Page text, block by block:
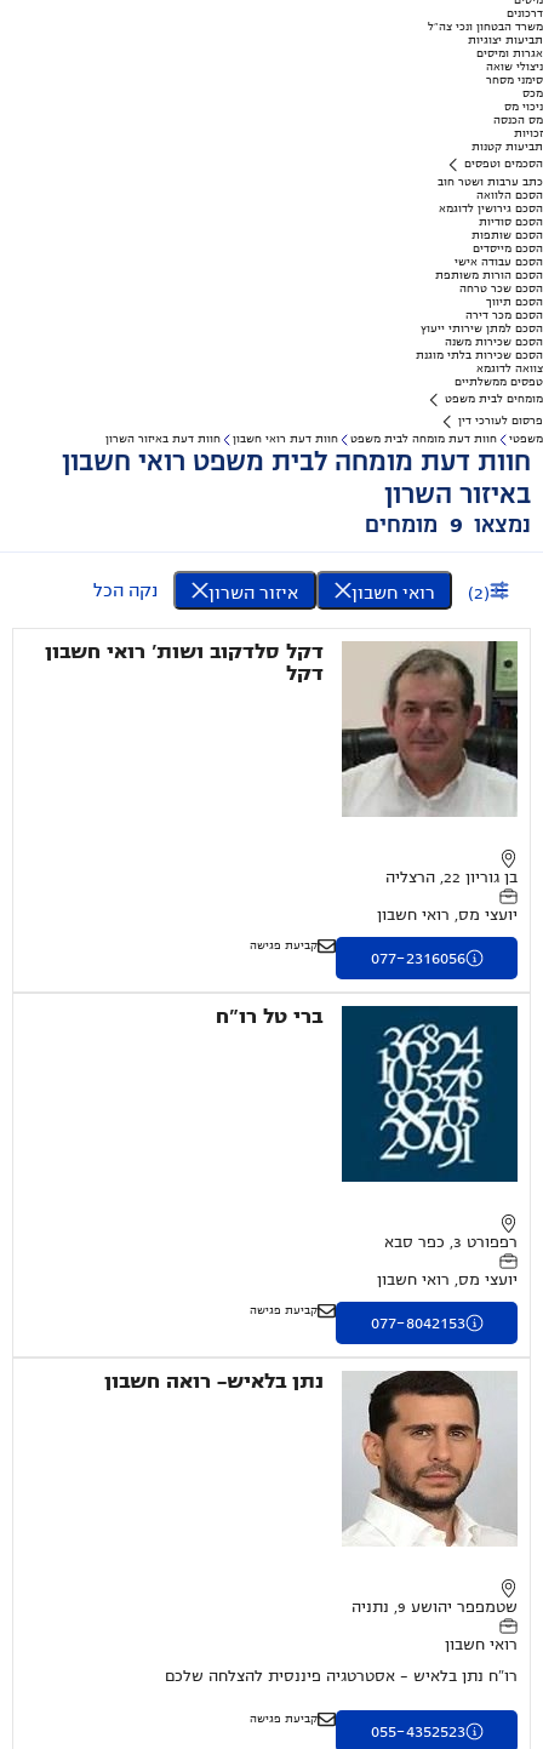
דרכונים
משרד הבטחון ונכי צה"ל
תביעות יצוגיות
אגרות ומיסים
ניצולי שואה
סימני מסחר
מכס
ניכוי מס
מס הכנסה
זכויות
תביעות קטנות
הסכמים וטפסים
כתב ערבות ושטר חוב
הסכם הלוואה
הסכם גירושין לדוגמא
הסכם סודיות
הסכם שותפות
הסכם מייסדים
הסכם עבודה אישי
הסכם הורות משותפת
הסכם שכר טרחה
הסכם תיווך
הסכם מכר דירה
הסכם למתן שירותי ייעוץ
הסכם שכירות משנה
הסכם שכירות בלתי מוגנת
צוואה לדוגמא
טפסים ממשלתיים
מומחים לבית משפט
פרסום לעורכי דין
משפטי
חוות דעת מומחה לבית משפט חוות דעת רואי חשבון חוות דעת באיזור השרון
חוות דעת מומחה לבית משפט רואי חשבון
באיזור השרון
נמצאו 9 מומחים
(
2
) רואי חשבון איזור השרון נקה הכל
דקל סלדקוב ושות' רואי חשבון
דקל
בן גוריון 22, הרצליה
יועצי מס, רואי חשבון
077-2316056
קביעת פגישה
ברי טל רו"ח
רפפורט 3, כפר סבא
יועצי מס, רואי חשבון
077-8042153
קביעת פגישה
נתן בלאיש- רואה חשבון
שטמפפר יהושע 9, נתניה
רואי חשבון
רו"ח נתן בלאיש – אסטרטגיה פיננסית להצלחה שלכם
055-4352523
קביעת פגישה